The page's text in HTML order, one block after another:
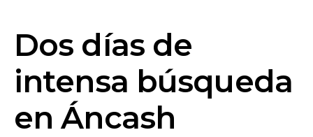
Dos días de
intensa búsqueda
en Áncash